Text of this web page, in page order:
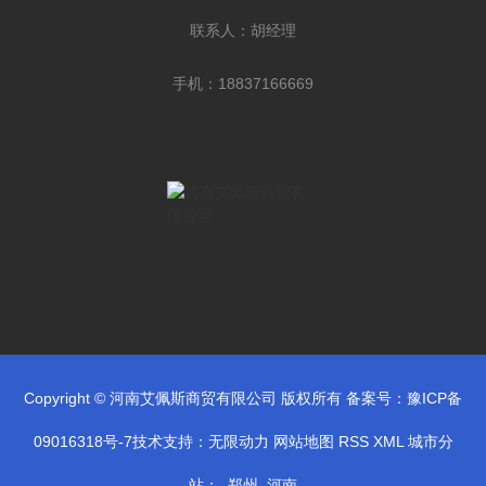
联系人：胡经理
手机：18837166669
Copyright © 河南艾佩斯商贸有限公司 版权所有 备案号： 豫ICP备
09016318号-7技术支持： 无限动力 网站地图 RSS XML 城市分